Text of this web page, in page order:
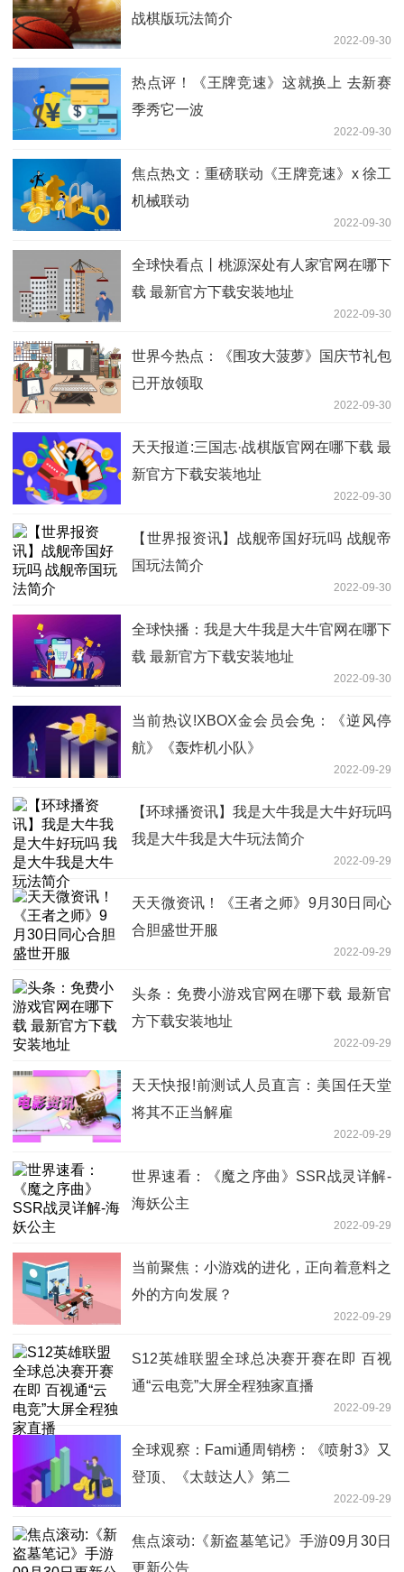
战棋版玩法简介
2022-09-30
热点评！《王牌竞速》这就换上 去新赛
季秀它一波
2022-09-30
焦点热文：重磅联动《王牌竞速》x 徐工
机械联动
2022-09-30
全球快看点丨桃源深处有人家官网在哪下
载 最新官方下载安装地址
2022-09-30
世界今热点：《围攻大菠萝》国庆节礼包
已开放领取
2022-09-30
天天报道:三国志·战棋版官网在哪下载 最
新官方下载安装地址
2022-09-30
【世界报资讯】战舰帝国好玩吗 战舰帝
国玩法简介
2022-09-30
全球快播：我是大牛我是大牛官网在哪下
载 最新官方下载安装地址
2022-09-30
当前热议!XBOX金会员会免：《逆风停
航》《轰炸机小队》
2022-09-29
【环球播资讯】我是大牛我是大牛好玩吗
我是大牛我是大牛玩法简介
2022-09-29
天天微资讯！《王者之师》9月30日同心
合胆盛世开服
2022-09-29
头条：免费小游戏官网在哪下载 最新官
方下载安装地址
2022-09-29
天天快报!前测试人员直言：美国任天堂
将其不正当解雇
2022-09-29
世界速看：《魔之序曲》SSR战灵详解-
海妖公主
2022-09-29
当前聚焦：小游戏的进化，正向着意料之
外的方向发展？
2022-09-29
S12英雄联盟全球总决赛开赛在即 百视
通“云电竞”大屏全程独家直播
2022-09-29
全球观察：Fami通周销榜：《喷射3》又
登顶、《太鼓达人》第二
2022-09-29
焦点滚动:《新盗墓笔记》手游09月30日
更新公告